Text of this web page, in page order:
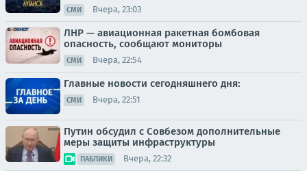
СМИ Вчера, 23:03
ЛНР — авиационная ракетная бомбовая
опасность, сообщают мониторы
СМИ Вчера, 22:54
Главные новости сегодняшнего дня:
СМИ Вчера, 22:51
Путин обсудил с Совбезом дополнительные
меры защиты инфраструктуры
ПАБЛИКИ Вчера, 22:32